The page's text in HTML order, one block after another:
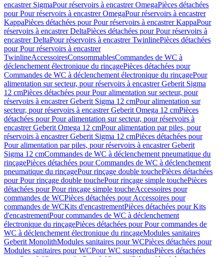
encastrer SigmaPour réservoirs à encastrer OmegaPièces détachées
pour Pour réservoirs à encastrer OmegaPour réservoirs à encastrer
KappaPièces détachées pour Pour réservoirs à encastrer KappaPour
réservoirs à encastrer DeltaPièces détachées pour Pour réservoirs à
encastrer DeltaPour réservoirs à encastrer TwinlinePièces détachées
pour Pour réservoirs à encastrer
TwinlineAccessoiresConsommablesCommandes de WC à
déclenchement électronique du rinçagePièces détachées pour
Commandes de WC à déclenchement électronique du rinçagePour
alimentation sur secteur, pour réservoirs à encastrer Geberit Sigma
12 cmPièces détachées pour Pour alimentation sur secteur, pour
réservoirs à encastrer Geberit Sigma 12 cmPour alimentation sur
secteur, pour réservoirs à encastrer Geberit Omega 12 cmPièces
détachées pour Pour alimentation sur secteur, pour réservoirs à
encastrer Geberit Omega 12 cmPour alimentation par piles, pour
réservoirs à encastrer Geberit Sigma 12 cmPièces détachées pour
Pour alimentation par piles, pour réservoirs à encastrer Geberit
Sigma 12 cmCommandes de WC à déclenchement pneumatique du
rinçagePièces détachées pour Commandes de WC à déclenchement
pneumatique du rinçagePour rinçage double touchePièces détachées
pour Pour rinçage double touchePour rinçage simple touchePièces
détachées pour Pour rinçage simple toucheAccessoires pour
commandes de WCPièces détachées pour Accessoires pour
commandes de WCKits d'encastrementPièces détachées pour Kits
d'encastrementPour commandes de WC à déclenchement
électronique du rinçagePièces détachées pour Pour commandes de
WC à déclenchement électronique du rinçageModules sanitaires
Geberit MonolithModules sanitaires pour WCPièces détachées pour
Modules sanitaires pour WCPour WC suspendusPièces détachées